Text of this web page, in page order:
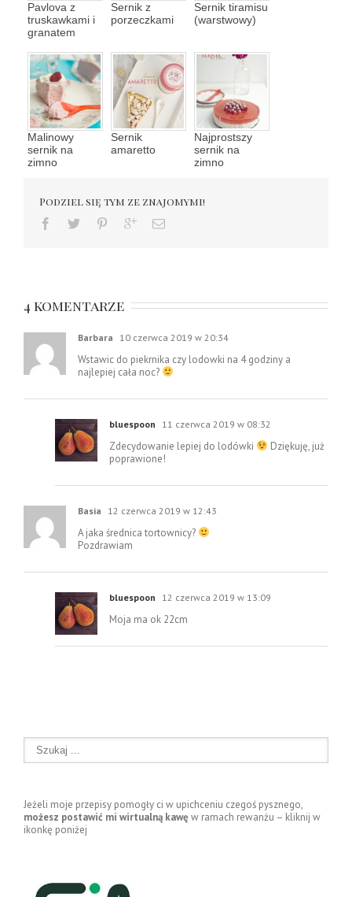
Pavlova z
truskawkami i
granatem
Sernik z
porzeczkami
Sernik tiramisu
(warstwowy)
Malinowy
sernik na
zimno
Sernik
amaretto
Najprostszy
sernik na
zimno
Podziel się tym ze znajomymi!
4 komentarze
Barbara 10 czerwca 2019 w 20:34
Wstawic do piekrnika czy lodowki na 4 godziny a
najlepiej cała noc?
bluespoon 11 czerwca 2019 w 08:32
Zdecydowanie lepiej do lodówki
Dziękuję, już
poprawione!
Basia 12 czerwca 2019 w 12:43
A jaka średnica tortownicy?
Pozdrawiam
bluespoon 12 czerwca 2019 w 13:09
Moja ma ok 22cm
Jeżeli moje przepisy pomogły ci w upichceniu czegoś pysznego,
możesz postawić mi wirtualną kawę w ramach rewanżu – kliknij w
ikonkę poniżej